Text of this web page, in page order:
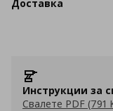
Доставка
Инструкции за
Свалете PDF (791